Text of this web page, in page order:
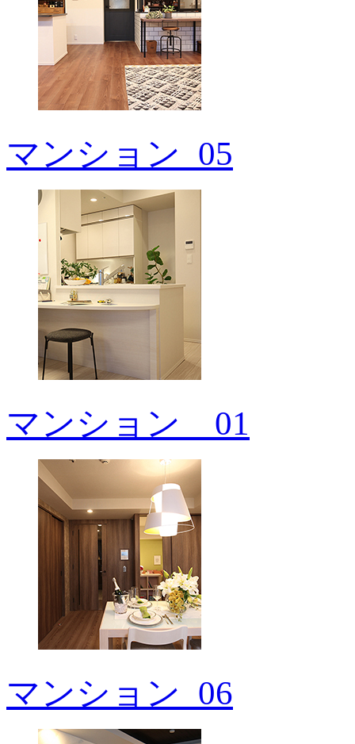
マンション_05
マンション＿01
マンション_06